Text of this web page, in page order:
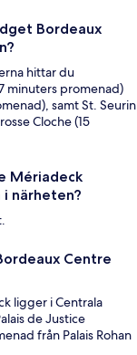
Bordeaux
hittar du
minuters promenad)
samt St. Seurin
Cloche (15
Mériadeck
närheten?
Centre
ligger i Centrala
de Justice
från Palais Rohan